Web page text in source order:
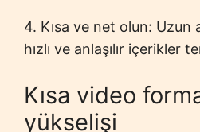
4. Kısa ve net olun: Uzun
hızlı ve anlaşılır içerikler
Kısa video
yükselişi